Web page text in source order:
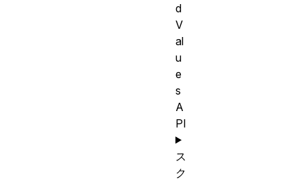
d
V
al
u
e
s
A
PI
ス
ク